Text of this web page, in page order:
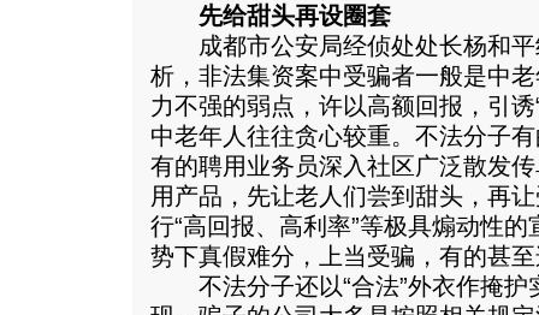
先给甜头再设圈套
成都市公安局经侦处处长杨和平
析，非法集资案中受骗者一般是中
力不强的弱点，许以高额回报，引
中老年人往往贪心较重。不法分子
有的聘用业务员深入社区广泛散发
用产品，先让老人们尝到甜头，再
行“高回报、高利率”等极具煽动性
势下真假难分，上当受骗，有的甚
不法分子还以“合法”外衣作掩护